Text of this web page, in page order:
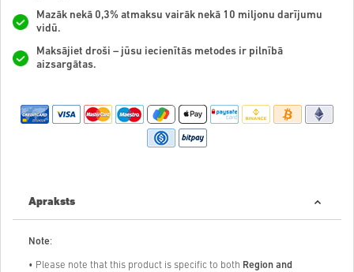
Mazāk nekā 0,3% atmaksu vairāk nekā 10 miljonu darījumu
vidū.
Maksājiet droši – jūsu iecienītās metodes ir pilnībā
aizsargātas.
Apraksts
Note:
• Please note that this product is specific to both Region and